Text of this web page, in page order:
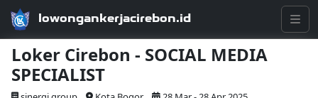
lowongankerjacirebon.id
Loker Cirebon - SOCIAL MEDIA
SPECIALIST